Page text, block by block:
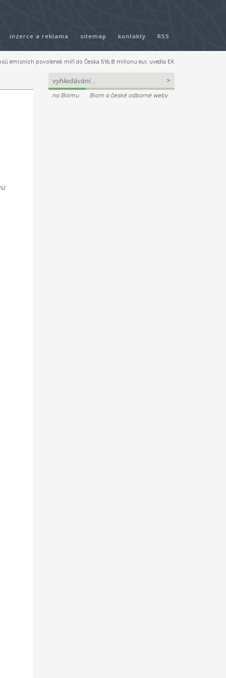
inzerce a reklama sitemap kontakty RSS
emisních povolenek míří do Česka 516,8 milionu eur, uvedla EK
na Biomu Biom a české odborné weby